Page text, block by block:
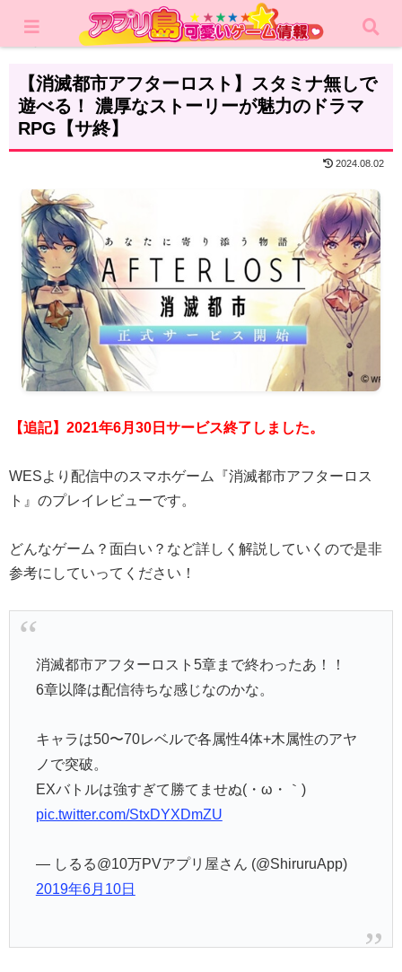
レビュー RPG
【消滅都市アフターロスト】スタミナ無しで
遊べる！ 濃厚なストーリーが魅力のドラマ
RPG【サ終】
2024.08.02
【追記】2021年6月30日サービス終了しました。
WESより配信中のスマホゲーム『消滅都市アフターロス
ト』のプレイレビューです。
どんなゲーム？面白い？など詳しく解説していくので是非
参考にしていってください！
消滅都市アフターロスト5章まで終わったあ！！
6章以降は配信待ちな感じなのかな。
キャラは50〜70レベルで各属性4体+木属性のアヤ
ノで突破。
EXバトルは強すぎて勝てませぬ(・ω・｀)
pic.twitter.com/StxDYXDmZU
— しるる@10万PVアプリ屋さん (@ShiruruApp)
2019年6月10日